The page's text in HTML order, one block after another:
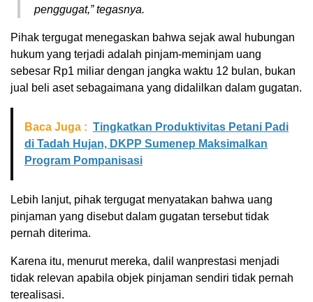
penggugat,” tegasnya.
Pihak tergugat menegaskan bahwa sejak awal hubungan
hukum yang terjadi adalah pinjam-meminjam uang
sebesar Rp1 miliar dengan jangka waktu 12 bulan, bukan
jual beli aset sebagaimana yang didalilkan dalam gugatan.
Baca Juga : Tingkatkan Produktivitas Petani Padi
di Tadah Hujan, DKPP Sumenep Maksimalkan
Program Pompanisasi
Lebih lanjut, pihak tergugat menyatakan bahwa uang
pinjaman yang disebut dalam gugatan tersebut tidak
pernah diterima.
Karena itu, menurut mereka, dalil wanprestasi menjadi
tidak relevan apabila objek pinjaman sendiri tidak pernah
terealisasi.